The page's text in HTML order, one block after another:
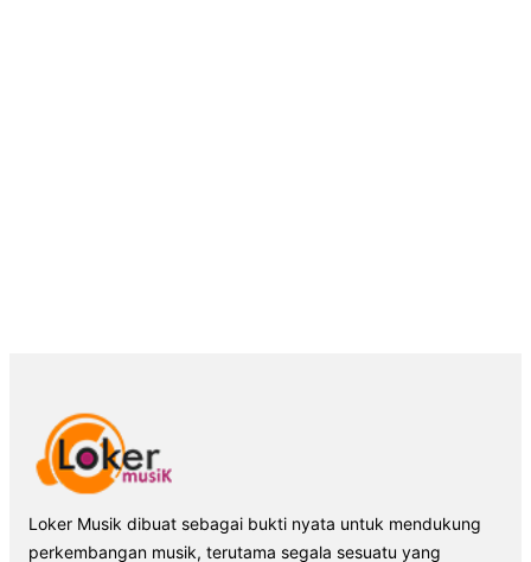
Loker Musik dibuat sebagai bukti nyata untuk mendukung
perkembangan musik, terutama segala sesuatu yang